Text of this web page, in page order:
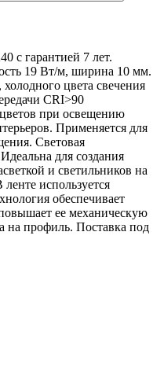
с гарантией 7 лет.
19 Вт/м, ширина 10 мм.
цвета свечения
CRI>90
при освещению
Применяется для
Световая
для создания
и светильников на
используется
обеспечивает
ее механическую
на профиль. Поставка под